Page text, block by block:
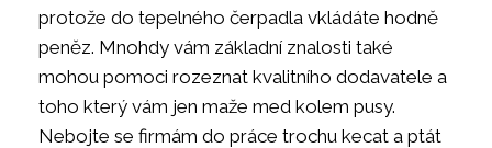
protože do tepelného čerpadla vkládáte hodně
peněz. Mnohdy vám základní znalosti také
mohou pomoci rozeznat kvalitního dodavatele a
toho který vám jen maže med kolem pusy.
Nebojte se firmám do práce trochu kecat a ptát